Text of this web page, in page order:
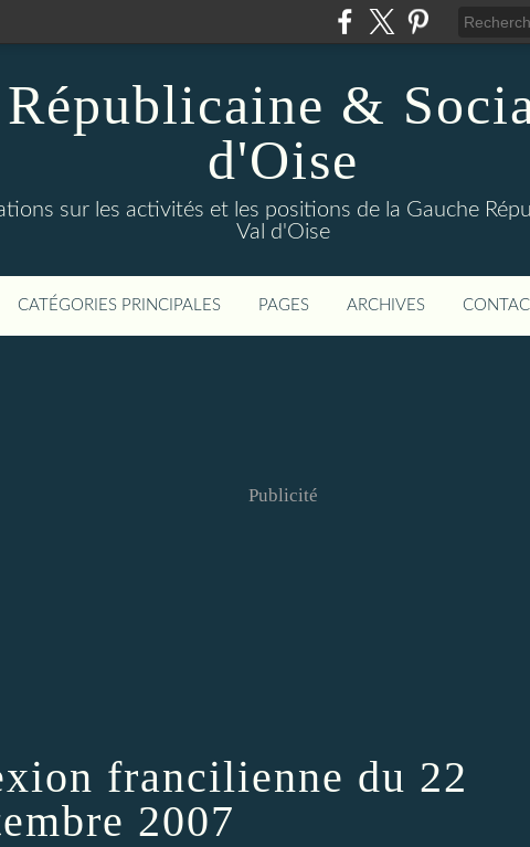
Républicaine &
d'Oise
sur les activités et les positions de la Gauche
Val d'Oise
CATÉGORIES PRINCIPALES PAGES ARCHIVES
Publicité
francilienne du 22
2007